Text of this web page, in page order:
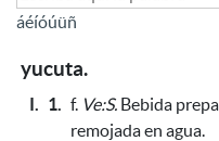
áéíóúüñ
yucuta.
I. 1. f. Ve:S. Bebida
remojada en agua.